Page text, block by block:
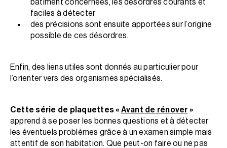
bâtiment concernées, les désordres courants et
faciles à détecter
des précisions sont ensuite apportées sur l’origine
possible de ces désordres.
Enfin, des liens utiles sont donnés au particulier pour
l’orienter vers des organismes spécialisés.
Cette série de plaquettes « Avant de rénover »
apprend à se poser les bonnes questions et à détecter
les éventuels problèmes grâce à un examen simple mais
attentif de son habitation. Que peut-on faire ou ne pas